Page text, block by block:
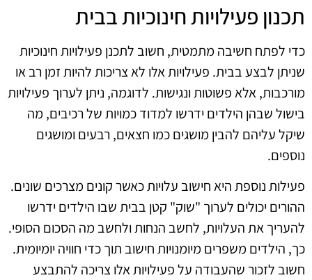
תכנון פעילויות חינוכיות בבית
כדי לפתח חשיבה מתמטית, חשוב לתכנן פעילויות חינוכיות
שניתן לבצע בבית. פעילויות אלו לא צריכות להיות זמן רב או
מורכבות, אלא פשוטות ונגישות. לדוגמה, ניתן לערוך פעילויות
בישול שבהן הילדים ידרשו למדוד כמויות של רכיבים, מה
שיקל עליהם להבין מושגים כמו חצאים, רבעים ומושגים
נוספים.
פעילות נוספת היא חישוב עלויות כאשר קונים מצרכים שונים.
ההורים יכולים לערוך "שוק" קטן בבית שבו הילדים ידרשו
להעריך את העלויות, לחשב הנחות ולחשב מה הסכום הסופי.
כך, הילדים משפרים מיומנויות חישוב תוך כדי חוויה יומיומית.
חשוב לזכור שהעבודה על פעילויות אלו צריכה להתבצע